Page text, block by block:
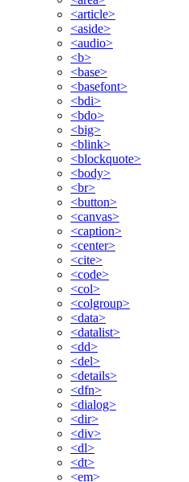
<article>
<aside>
<audio>
<b>
<base>
<basefont>
<bdi>
<bdo>
<big>
<blink>
<blockquote>
<body>
<br>
<button>
<canvas>
<caption>
<center>
<cite>
<code>
<col>
<colgroup>
<data>
<datalist>
<dd>
<del>
<details>
<dfn>
<dialog>
<dir>
<div>
<dl>
<dt>
<em>